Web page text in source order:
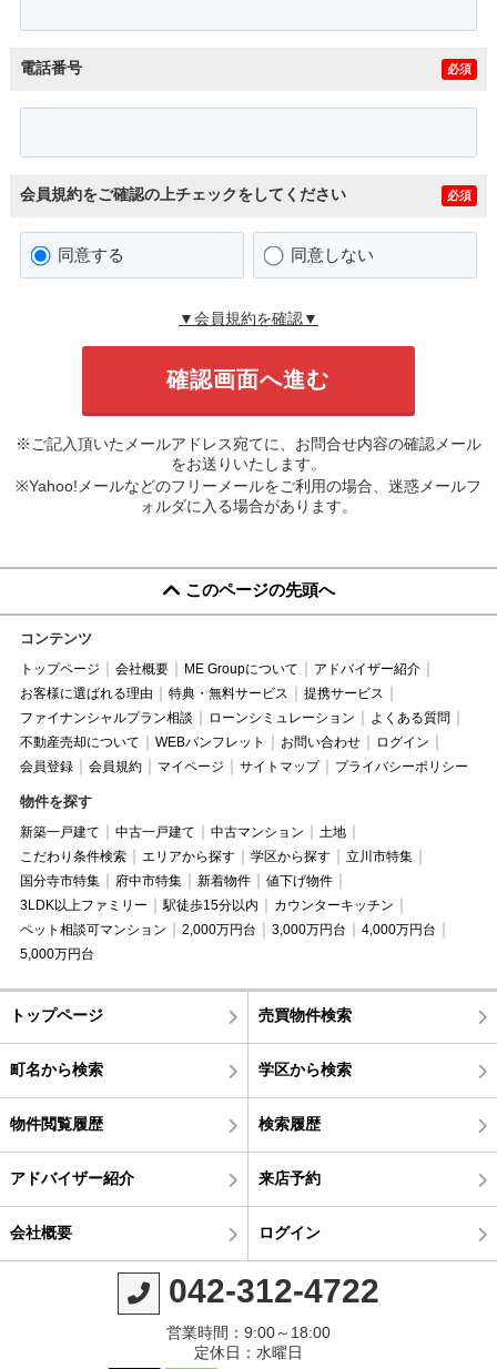
電話番号 必須
会員規約をご確認の上チェックをしてください 必須
同意する 同意しない
▼会員規約を確認▼
※ご記入頂いたメールアドレス宛てに、お問合せ内容の確認メール
をお送りいたします。
※Yahoo!メールなどのフリーメールをご利用の場合、迷惑メールフ
ォルダに入る場合があります。
このページの先頭へ
コンテンツ
トップページ 会社概要 ME Groupについて
アドバイザー紹介
お客様に選ばれる理由
特典・無料サービス
提携サービス
ファイナンシャルプラン相談
ローンシミュレーション
よくある質問
不動産売却について
WEBパンフレット お問い合わせ
ログイン
会員登録
会員規約 マイページ サイトマップ プライバシーポリシー
物件を探す
新築一戸建て 中古一戸建て 中古マンション
土地
こだわり条件検索
エリアから探す 学区から探す
立川市特集
国分寺市特集
府中市特集 新着物件
値下げ物件
3LDK以上ファミリー
駅徒歩15分以内
カウンターキッチン
ペット相談可マンション
2,000万円台 3,000万円台
4,000万円台
5,000万円台
トップページ 売買物件検索
町名から検索 学区から検索
物件閲覧履歴 検索履歴
アドバイザー紹介 来店予約
会社概要 ログイン
042-312-4722
営業時間：9:00～18:00
定休日：水曜日